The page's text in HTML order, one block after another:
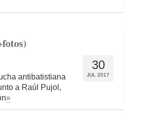
30
JUL 2017
antibatistiana
a Raúl Pujol,
»